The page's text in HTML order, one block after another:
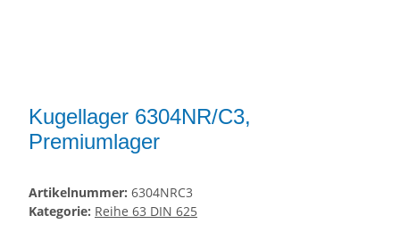
Kugellager 6304NR/C3,
Premiumlager
Artikelnummer: 6304NRC3
Kategorie: Reihe 63 DIN 625